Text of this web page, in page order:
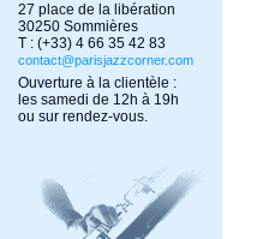
27 place de la libération
30250 Sommières
T : (+33) 4 66 35 42 83
contact@parisjazzcorner.com
Ouverture à la clientèle :
les samedi de 12h à 19h
ou sur rendez-vous.